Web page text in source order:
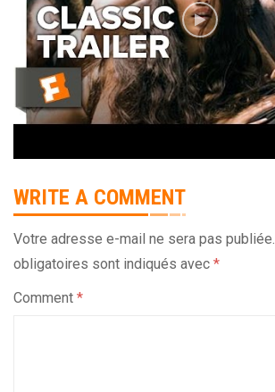
WRITE A COMMENT
Votre adresse e-mail ne sera pas publiée.
obligatoires sont indiqués avec *
Comment *